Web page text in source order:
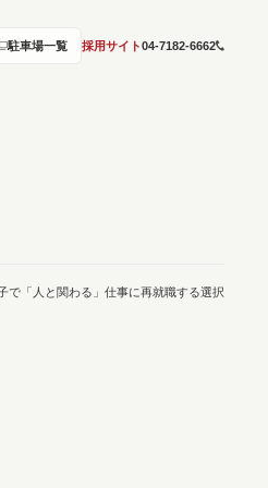
駐車場一覧 採用サイト04-7182-6662
で「人と関わる」仕事に再就職する選択